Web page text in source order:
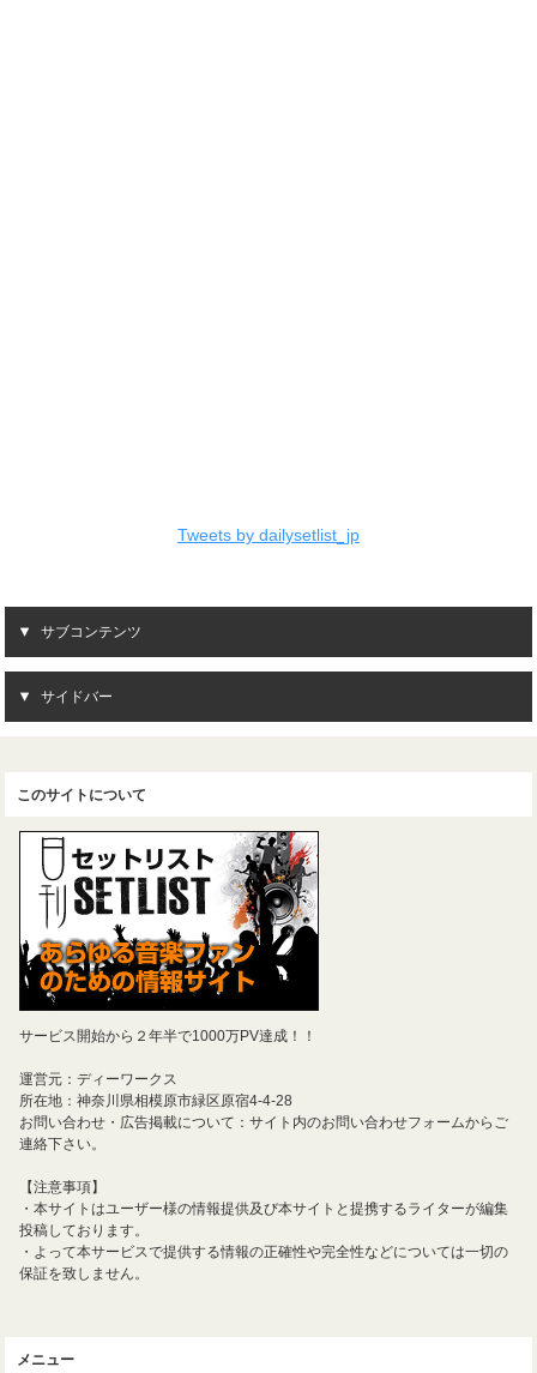
Tweets by dailysetlist_jp
サブコンテンツ
サイドバー
このサイトについて
サービス開始から２年半で1000万PV達成！！
運営元：ディーワークス
所在地：神奈川県相模原市緑区原宿4-4-28
お問い合わせ・広告掲載について：サイト内のお問い合わせフォームからご
連絡下さい。
【注意事項】
・本サイトはユーザー様の情報提供及び本サイトと提携するライターが編集
投稿しております。
・よって本サービスで提供する情報の正確性や完全性などについては一切の
保証を致しません。
メニュー